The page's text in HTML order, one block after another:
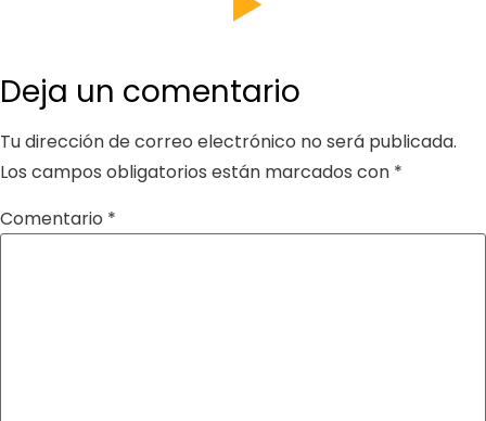
Deja un comentario
Tu dirección de correo electrónico no será publicada.
Los campos obligatorios están marcados con *
Comentario *